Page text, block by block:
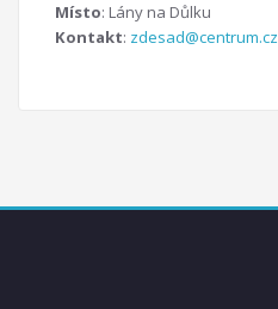
Místo: Lány na Důlku
Kontakt: zdesad@centrum.cz